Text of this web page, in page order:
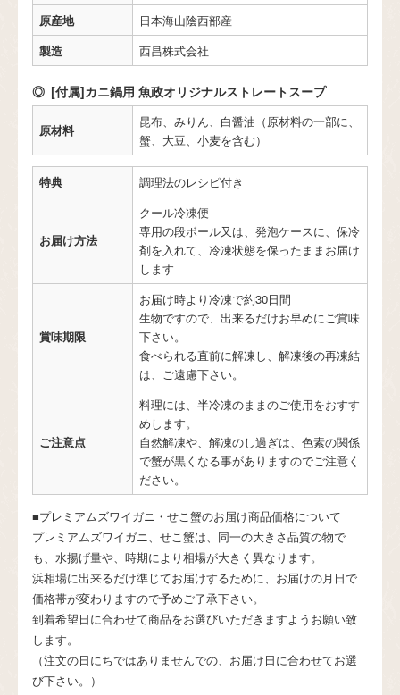
原産地
日本海山陰西部産
製造
西昌株式会社
[付属]カニ鍋用 魚政オリジナルストレートスープ
原材料
昆布、みりん、白醤油（原材料の一部に、
蟹、大豆、小麦を含む）
特典 調理法のレシピ付き
お届け方法
クール冷凍便
専用の段ボール又は、発泡ケースに、保冷
剤を入れて、冷凍状態を保ったままお届け
します
賞味期限
お届け時より冷凍で約30日間
生物ですので、出来るだけお早めにご賞味
下さい。
食べられる直前に解凍し、解凍後の再凍結
は、ご遠慮下さい。
ご注意点
料理には、半冷凍のままのご使用をおすす
めします。
自然解凍や、解凍のし過ぎは、色素の関係
で蟹が黒くなる事がありますのでご注意く
ださい。
■プレミアムズワイガニ・せこ蟹のお届け商品価格について
プレミアムズワイガニ、せこ蟹は、同一の大きさ品質の物で
も、水揚げ量や、時期により相場が大きく異なります。
浜相場に出来るだけ準じてお届けするために、お届けの月日で
価格帯が変わりますので予めご了承下さい。
到着希望日に合わせて商品をお選びいただきますようお願い致
します。
（注文の日にちではありませんでの、お届け日に合わせてお選
び下さい。）